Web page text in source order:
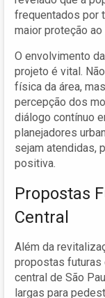
frequentados por
maior proteção
O envolvimento
projeto é vital.
física da área,
percepção dos
diálogo contínuo
planejadores
sejam atendidas,
positiva.
Propostas
Central
Além da
propostas futuras
central de São
largas para